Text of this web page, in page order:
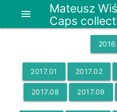
Mateusz
Caps
menu
2016.
2017.01 2017.02
2017.08 2017.09